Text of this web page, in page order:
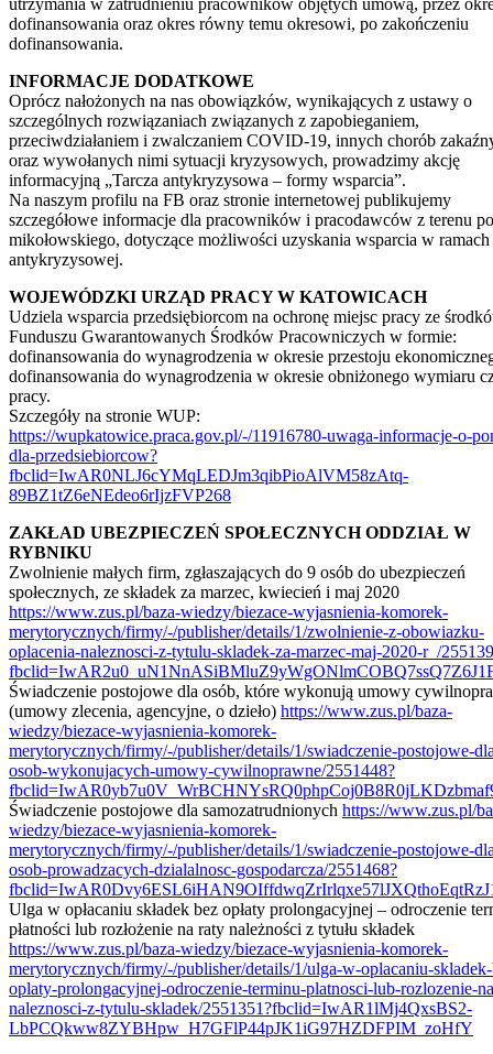
dofinansowania oraz okres równy temu okresowi, po zakończeniu
dofinansowania.
INFORMACJE DODATKOWE
Oprócz nałożonych na nas obowiązków, wynikających z ustawy o
szczególnych rozwiązaniach związanych z zapobieganiem,
przeciwdziałaniem i zwalczaniem COVID-19, innych chorób
oraz wywołanych nimi sytuacji kryzysowych, prowadzimy akcję
informacyjną „Tarcza antykryzysowa – formy wsparcia”.
Na naszym profilu na FB oraz stronie internetowej publikujemy
szczegółowe informacje dla pracowników i pracodawców z terenu
mikołowskiego, dotyczące możliwości uzyskania wsparcia w
antykryzysowej.
WOJEWÓDZKI URZĄD PRACY W KATOWICACH
Udziela wsparcia przedsiębiorcom na ochronę miejsc pracy ze
Funduszu Gwarantowanych Środków Pracowniczych w formie:
dofinansowania do wynagrodzenia w okresie przestoju
dofinansowania do wynagrodzenia w okresie obniżonego wymiaru
pracy.
Szczegóły na stronie WUP:
https://wupkatowice.praca.gov.pl/-/11916780-uwaga-informacje-o-
dla-przedsiebiorcow?
fbclid=IwAR0NLJ6cYMqLEDJm3qibPioAlVM58zAtq-
89BZ1tZ6eNEdeo6rIjzFVP268
ZAKŁAD UBEZPIECZEŃ SPOŁECZNYCH ODDZIAŁ W
RYBNIKU
Zwolnienie małych firm, zgłaszających do 9 osób do ubezpieczeń
społecznych, ze składek za marzec, kwiecień i maj 2020
https://www.zus.pl/baza-wiedzy/biezace-wyjasnienia-komorek-
merytorycznych/firmy/-/publisher/details/1/zwolnienie-z-obowiazku-
oplacenia-naleznosci-z-tytulu-skladek-za-marzec-maj-2020-r_/
Świadczenie postojowe dla osób, które wykonują umowy
(umowy zlecenia, agencyjne, o dzieło) https://www.zus.pl/baza-
wiedzy/biezace-wyjasnienia-komorek-
merytorycznych/firmy/-/publisher/details/1/swiadczenie-postojowe-
osob-wykonujacych-umowy-cywilnoprawne/2551448?
Świadczenie postojowe dla samozatrudnionych https://www.zus.pl/
wiedzy/biezace-wyjasnienia-komorek-
merytorycznych/firmy/-/publisher/details/1/swiadczenie-postojowe-
osob-prowadzacych-dzialalnosc-gospodarcza/2551468?
Ulga w opłacaniu składek bez opłaty prolongacyjnej – odroczenie
płatności lub rozłożenie na raty należności z tytułu składek
https://www.zus.pl/baza-wiedzy/biezace-wyjasnienia-komorek-
merytorycznych/firmy/-/publisher/details/1/ulga-w-oplacaniu-
oplaty-prolongacyjnej-odroczenie-terminu-platnosci-lub-rozlozenie-
naleznosci-z-tytulu-skladek/2551351?fbclid=IwAR1lMj4QxsBS2-
LbPCQkww8ZYBHpw_H7GFlP44pJK1iG97HZDFPIM_zoHfY